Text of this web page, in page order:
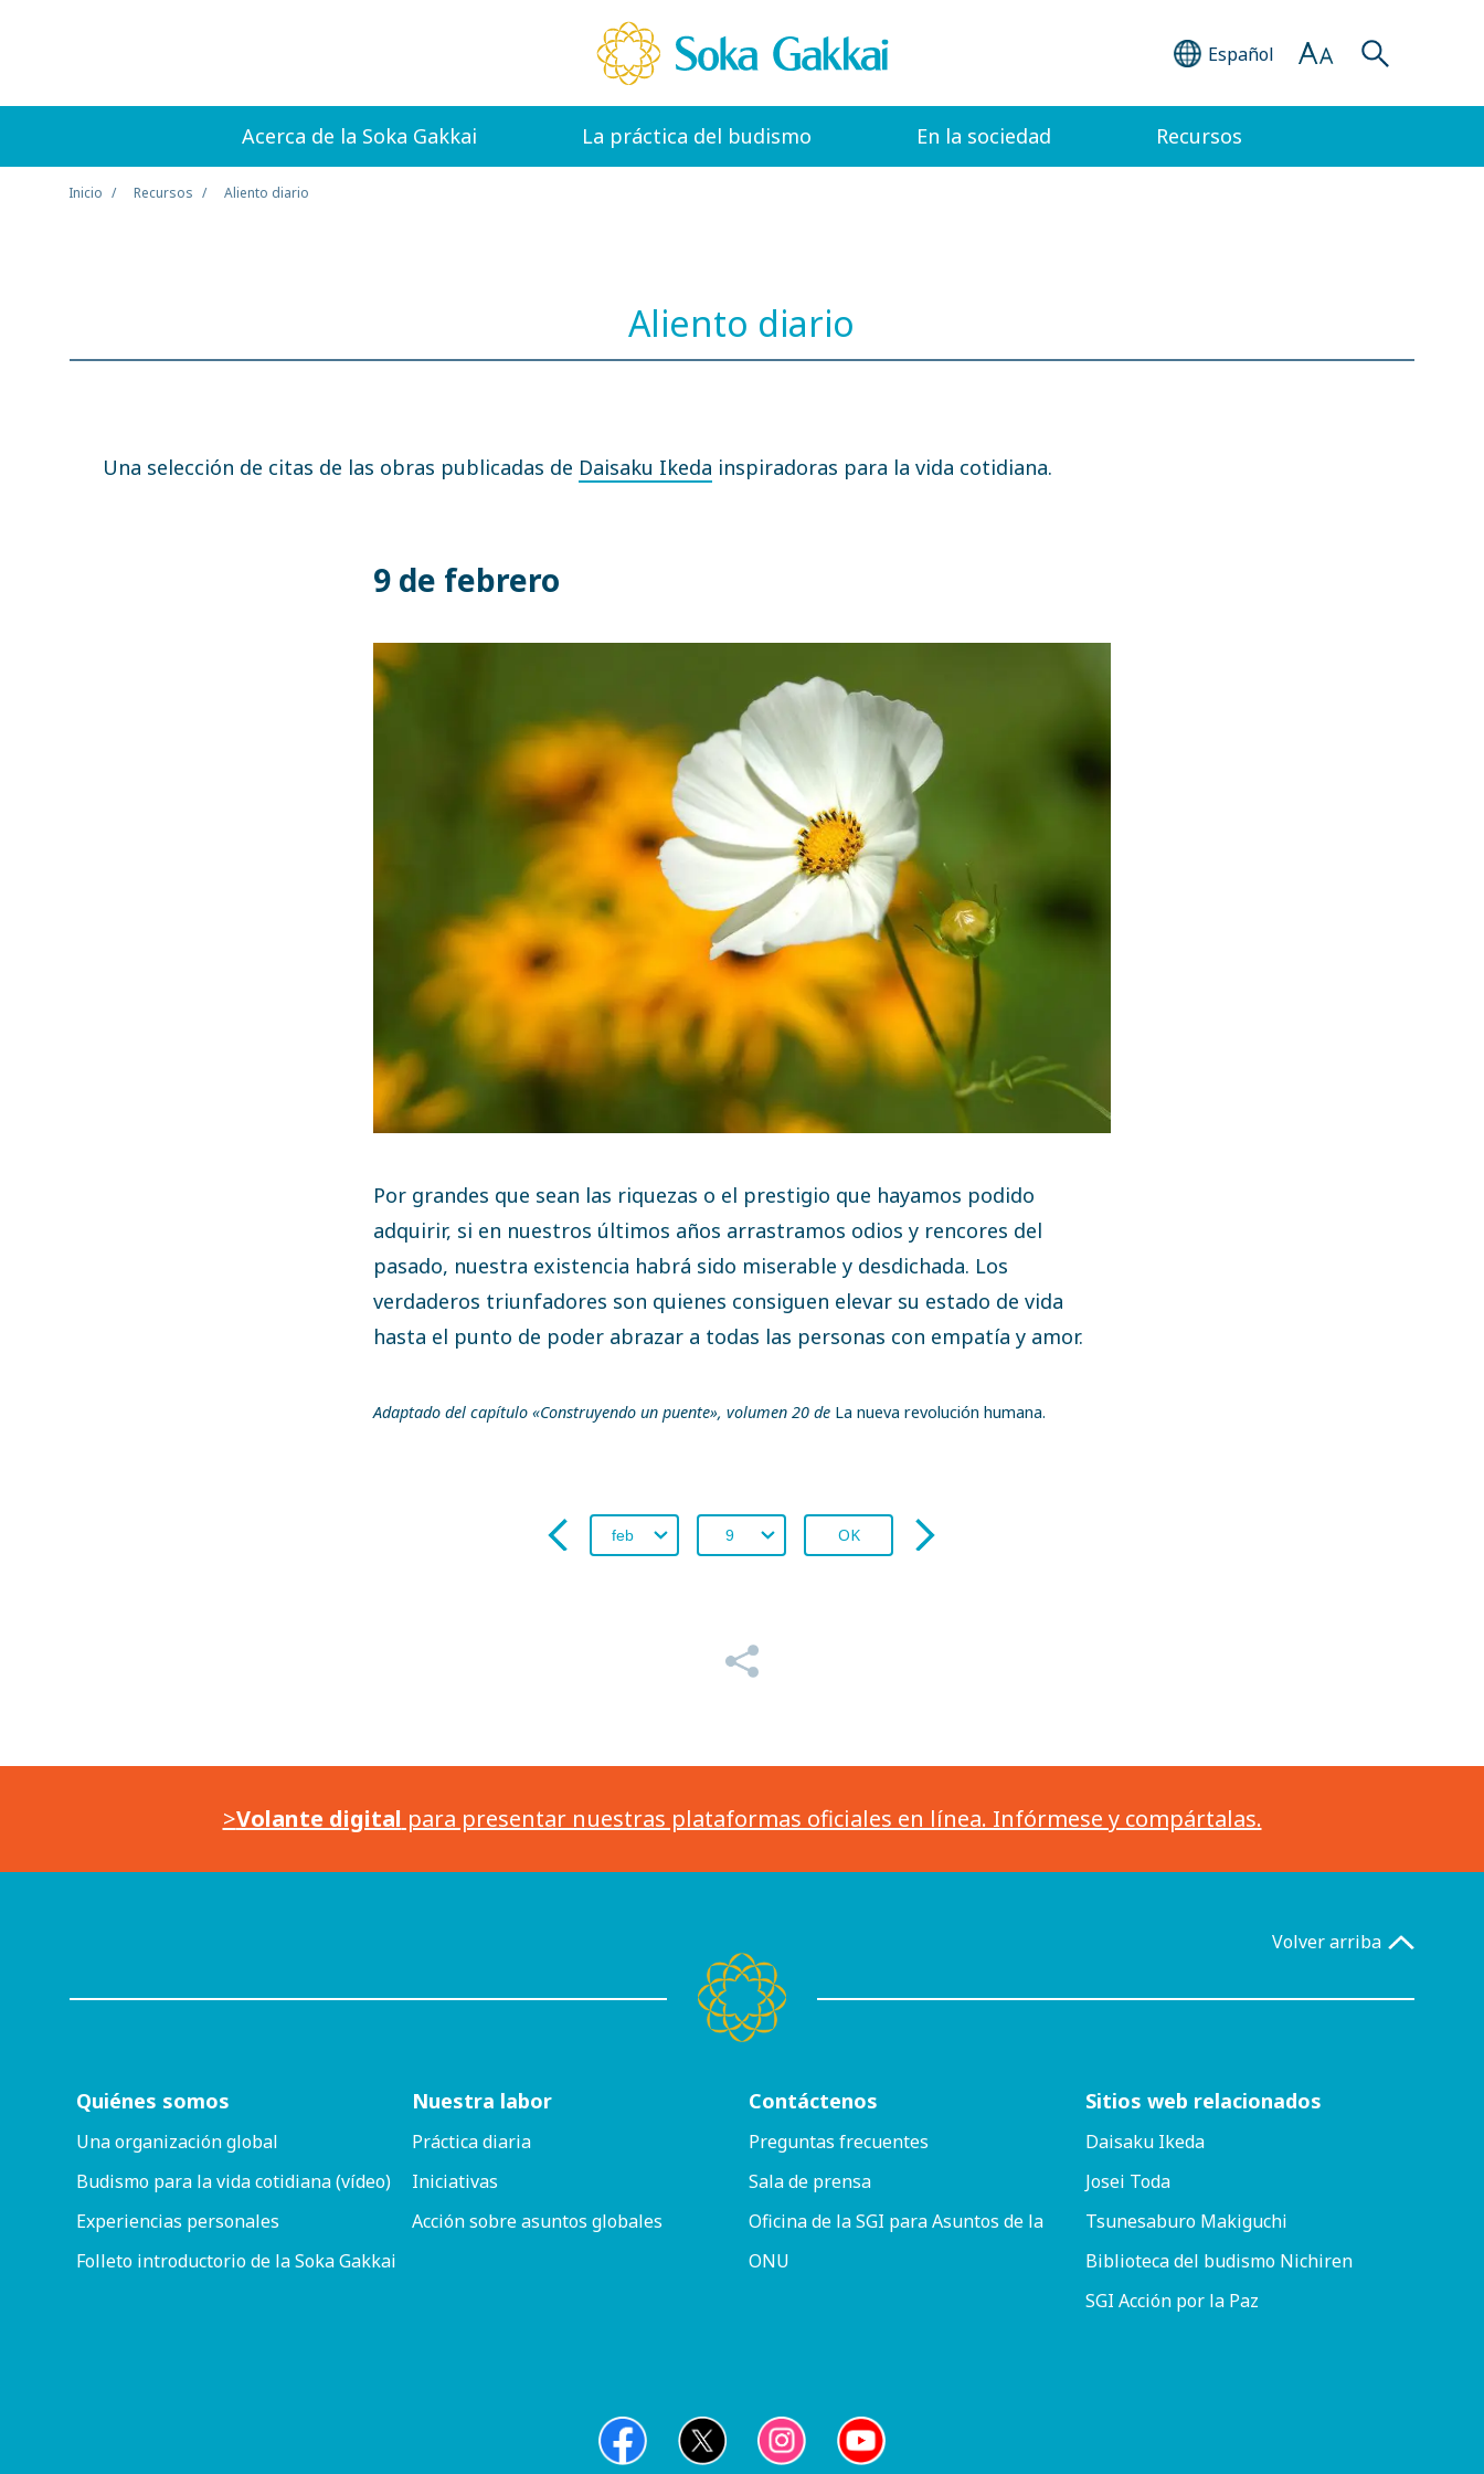
Español
Acerca de la Soka Gakkai La práctica del budismo En la sociedad Recursos
Inicio Recursos Aliento diario
Aliento diario
Una selección de citas de las obras publicadas de Daisaku Ikeda inspiradoras para la vida cotidiana.
9 de febrero
Por grandes que sean las riquezas o el prestigio que hayamos podido
adquirir, si en nuestros últimos años arrastramos odios y rencores del
pasado, nuestra existencia habrá sido miserable y desdichada. Los
verdaderos triunfadores son quienes consiguen elevar su estado de vida
hasta el punto de poder abrazar a todas las personas con empatía y amor.
Adaptado del capítulo «Construyendo un puente», volumen 20 de La nueva revolución humana.
OK
>Volante digital para presentar nuestras plataformas oficiales en línea. Infórmese y compártalas.
Volver arriba
Quiénes somos
Una organización global
Budismo para la vida cotidiana (vídeo)
Experiencias personales
Folleto introductorio de la Soka Gakkai
Nuestra labor
Práctica diaria
Iniciativas
Acción sobre asuntos globales
Contáctenos
Preguntas frecuentes
Sala de prensa
Oficina de la SGI para Asuntos de la
ONU
Sitios web relacionados
Daisaku Ikeda
Josei Toda
Tsunesaburo Makiguchi
Biblioteca del budismo Nichiren
SGI Acción por la Paz